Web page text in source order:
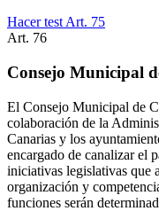
Hacer test Art. 75
Art. 76
Consejo Municipal
El Consejo Municipal de
colaboración de la
Canarias y los
encargado de canalizar el
iniciativas legislativas que
organización y
funciones serán